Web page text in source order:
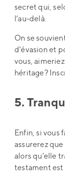
secret qui,
l’au-delà.
On se
d’évasion et
vous,
héritage?
5.
Enfin, si vous
assurerez
alors qu’elle
testament est